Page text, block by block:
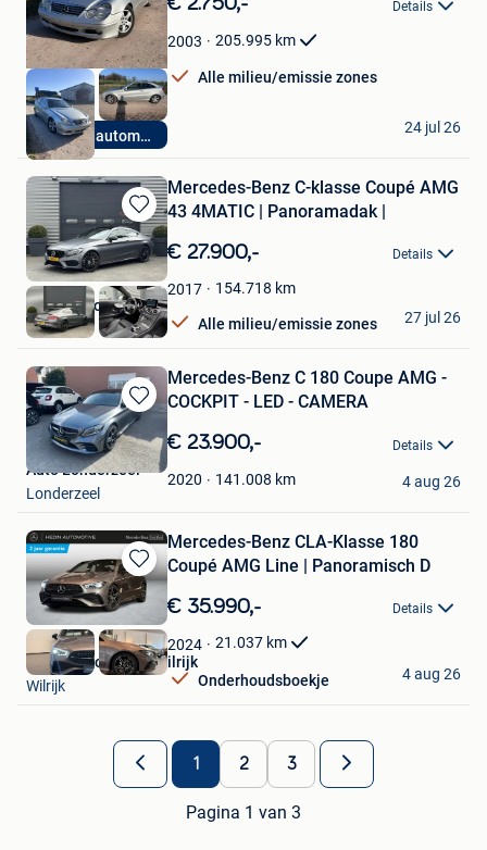
Favorieten
Benzine automaat
Details
2003 205.995 km
Alle milieu/emissie zones
M.K. Cars
Boutersem
24 jul 26
Bewaren
in
Mijn
Favorieten
Mercedes-Benz C-klasse Coupé AMG
43 4MATIC | Panoramadak |
€ 27.900,- Details
2017 154.718 km
Alle milieu/emissie zones
Autoaanbod.nu
Boekel
27 jul 26
Bewaren
in
Mijn
Favorieten
Mercedes-Benz C 180 Coupe AMG -
COCKPIT - LED - CAMERA
€ 23.900,- Details
2020 141.008 km
Auto Londerzeel
Londerzeel
4 aug 26
Bewaren
in
Favorieten
Mercedes-Benz CLA-Klasse 180
Coupé AMG Line | Panoramisch D
€ 35.990,- Details
2024 21.037 km
Onderhoudsboekje
Hedin Automotive Wilrijk
Wilrijk
4 aug 26
1 2 3
Pagina 1 van 3